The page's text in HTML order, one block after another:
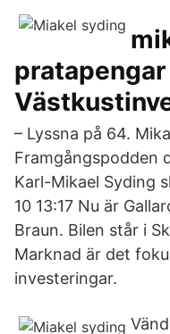
– Lyssna på 64.
Karl-Mikael Syding
10 13:17 Nu är
Braun. Bilen står i
Marknad är det
investeringar.